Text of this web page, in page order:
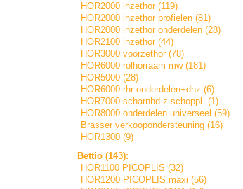
HOR2000 inzethor (119)
HOR2000 inzethor profielen (81)
HOR2000 inzethor onderdelen (28)
HOR2100 inzethor (44)
HOR3000 voorzethor (78)
HOR6000 rolhorraam mw (181)
HOR5000 (28)
HOR6000 rhr onderdelen+dhz (6)
HOR7000 scharnhd z-schoppl. (1)
HOR8000 onderdelen universeel (59)
Brasser verkoopondersteuning (16)
HOR1300 (9)
Bettio (143):
HOR1100 PICOPLIS (32)
HOR1200 PICOPLIS maxi (56)